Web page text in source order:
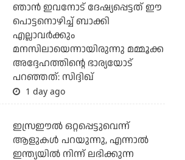
ഞാന്‍ ഇവനോട് ദേഷ്യപ്പെട്ടത് ഈ
പൊട്ടനൊഴിച്ച് ബാക്കി
എല്ലാവര്‍ക്കും
മനസിലായെന്നായിരുന്നു മമ്മൂക്ക
അദ്ദേഹത്തിന്റെ ഭാര്യയോട്
പറഞ്ഞത്: സിദ്ദിഖ്
1 day ago
ഇസ്രഈല്‍ ഒറ്റപ്പെട്ടുവെന്ന്
ആളുകള്‍ പറയുന്നു, എന്നാല്‍
ഇന്ത്യയില്‍ നിന്ന് ലഭിക്കുന്ന